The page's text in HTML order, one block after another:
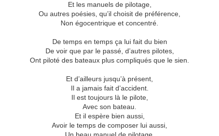
Et les manuels de pilotage,
Ou autres poésies, qu’il choisit de préférence,
Non égocentrique et concentré.
De temps en temps ça lui fait du bien
De voir que par le passé, d’autres pilotes,
Ont piloté des bateaux plus compliqués que le sien.
Et d’ailleurs jusqu’à présent,
Il a jamais fait d’accident.
Il est toujours là le pilote,
Avec son bateau.
Et il espère bien aussi,
Avoir le temps de composer lui aussi,